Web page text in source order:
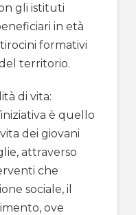
gli istituti
in età
formativi
territorio.
di vita:
è quello
dei giovani
attraverso
che
sociale, il
ove